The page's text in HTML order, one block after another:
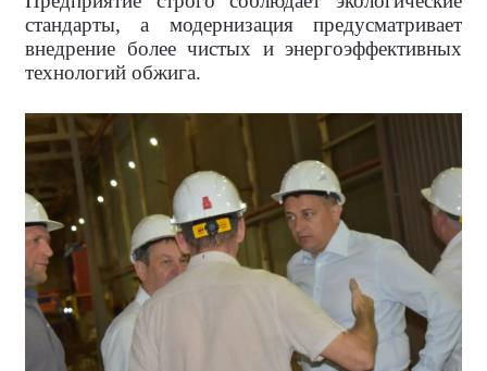
стандарты, а модернизация предусматривает
внедрение более чистых и энергоэффективных
технологий обжига.